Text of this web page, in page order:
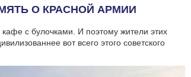
О КРАСНОЙ АРМИИ
с булочками. И поэтому жители этих
вот всего этого советского